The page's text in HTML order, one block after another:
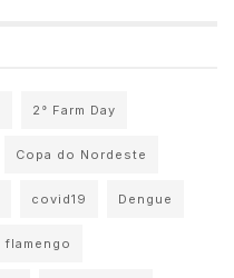
2° Farm Day
Copa do Nordeste
covid19 Dengue
flamengo